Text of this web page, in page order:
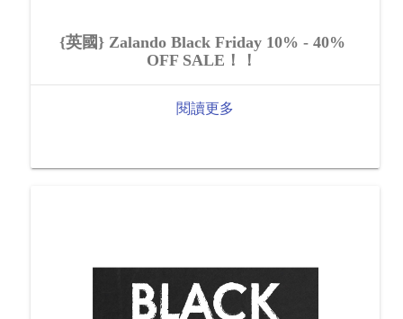
{英國} Zalando Black Friday 10% - 40%
OFF SALE！！
閱讀更多